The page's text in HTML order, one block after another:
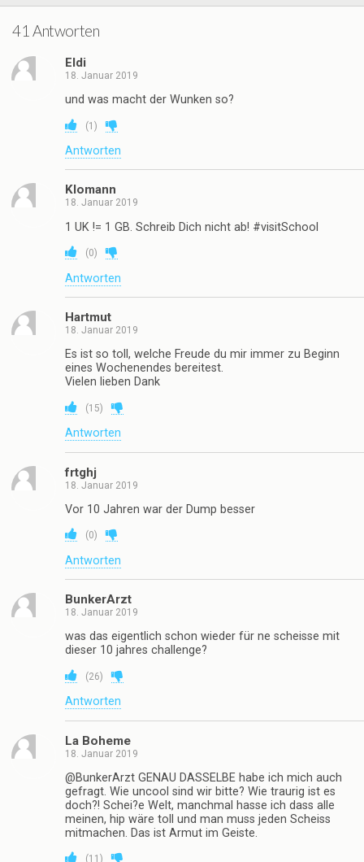
Kann Frau tragen.
Vorheriger Beitrag
Fick Dich!
Xiaomi Mi Band 3
41 Antworten
18. Januar 2019
(1)
Antworten
18. Januar 2019
1 UK != 1 GB. Schreib Dich nicht ab! #visitSchool
(0)
Antworten
18. Januar 2019
Es ist so toll, welche Freude du mir immer zu Beginn
eines Wochenendes bereitest.
(15 )
Antworten
frtghj
Vor 10 Jahren war der Dump besser
(0)
BunkerArzt
18. Januar 2019
was das eigentlich schon wieder für ne scheisse mit
dieser 10 jahres challenge?